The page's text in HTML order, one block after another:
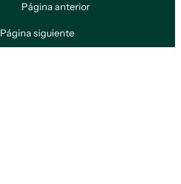
Página anterior
Página siguiente